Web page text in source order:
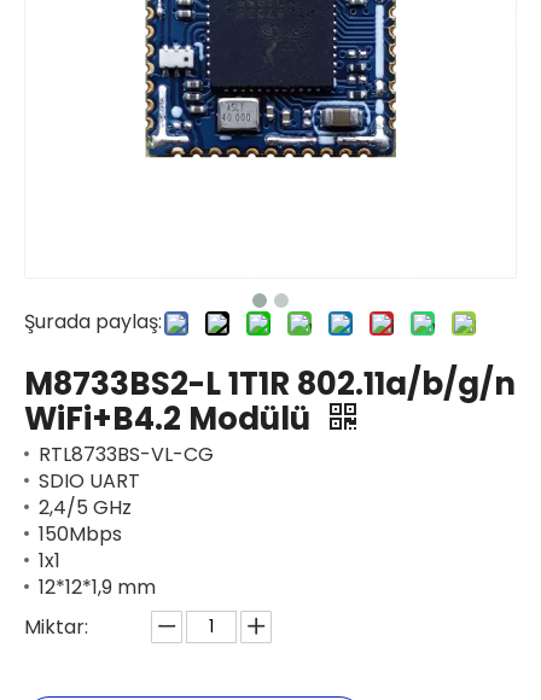
Şurada paylaş:
M8733BS2-L 1T1R 802.11a/b/g/n
WiFi+B4.2 Modülü
RTL8733BS-VL-CG
SDIO UART
2,4/5 GHz
150Mbps
1x1
12*12*1,9 mm
Miktar: